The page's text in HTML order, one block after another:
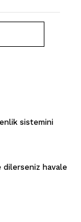
sistemini
dilerseniz havale